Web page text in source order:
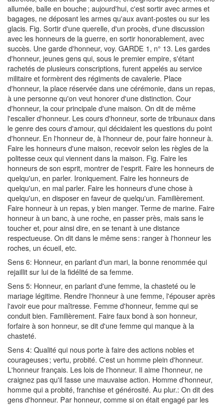
allumée, balle en bouche ; aujourd'hui, c'est sortir avec armes et
bagages, ne déposant les armes qu'aux avant-postes ou sur les
glacis. Fig. Sortir d'une querelle, d'un procès, d'une discussion
avec les honneurs de la guerre, en sortir honorablement, avec
succès. Une garde d'honneur, voy. GARDE 1, n° 13. Les gardes
d'honneur, jeunes gens qui, sous le premier empire, s'étant
rachetés de plusieurs conscriptions, furent appelés au service
militaire et formèrent des régiments de cavalerie. Place
d'honneur, la place réservée dans une cérémonie, dans un repas,
à une personne qu'on veut honorer d'une distinction. Cour
d'honneur, la cour principale d'une maison. On dit de même
l'escalier d'honneur. Les cours d'honneur, sorte de tribunaux dans
le genre des cours d'amour, qui décidaient les questions du point
d'honneur. En l'honneur de, à l'honneur de, pour faire honneur à.
Faire les honneurs d'une maison, recevoir selon les règles de la
politesse ceux qui viennent dans la maison. Fig. Faire les
honneurs de son esprit, montrer de l'esprit. Faire les honneurs de
quelqu'un, en parler. Ironiquement. Faire les honneurs de
quelqu'un, en mal parler. Faire les honneurs d'une chose à
quelqu'un, en disposer en faveur de quelqu'un. Familièrement.
Faire honneur à un repas, y bien manger. Terme de marine. Faire
honneur à un banc, à une roche, en passer près, mais sans le
toucher et, pour ainsi dire, en se tenant à une distance
respectueuse. On dit dans le même sens : ranger à l'honneur les
roches, un écueil, etc.
Sens 6: Honneur, en parlant d'un mari, la bonne renommée qui
rejaillit sur lui de la fidélité de sa femme.
Sens 5: Honneur, en parlant d'une femme, la chasteté ou le
mariage légitime. Rendre l'honneur à une femme, l'épouser après
l'avoir eue pour maîtresse. Femme d'honneur, femme qui se
conduit bien. Familièrement. Faire faux bond à son honneur,
forfaire à son honneur, se dit d'une femme qui manque à la
chasteté.
Sens 4: Qualité qui nous porte à faire des actions nobles et
courageuses ; vertu, probité. C'est un homme plein d'honneur.
L'honneur français. Les lois de l'honneur. Il aime l'honneur, ne
craignez pas qu'il fasse une mauvaise action. Homme d'honneur,
homme qui a probité, franchise et générosité. Au plur.: On dit des
gens d'honneur. Par honneur, comme si on était engagé par les